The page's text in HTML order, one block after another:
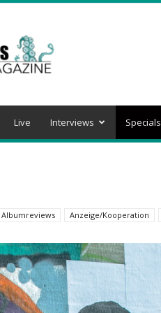
Live Interviews Specials
Albumreviews Anzeige/Kooperation